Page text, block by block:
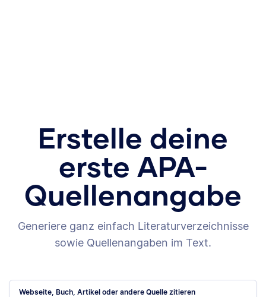
Erstelle deine
erste APA-
Quellenangabe
Generiere ganz einfach Literaturverzeichnisse
sowie Quellenangaben im Text.
Webseite, Buch, Artikel oder andere Quelle zitieren